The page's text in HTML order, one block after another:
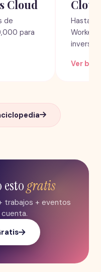
Cloud
de
para
Hasta
Ver
estogratis
trabajos + eventos